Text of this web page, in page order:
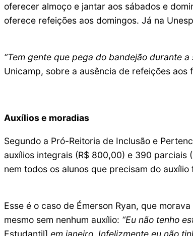
oferecer almoço e jantar aos sábados e
oferece refeições aos domingos. Já na
“Tem gente que pega do bandejão durante
Unicamp, sobre a ausência de refeições aos
Auxílios e moradias
Segundo a Pró-Reitoria de Inclusão e
auxílios integrais (R$ 800,00) e 390 parciais
nem todos os alunos que precisam do
Esse é o caso de Émerson Ryan, que
mesmo sem nenhum auxílio: “Eu não tenho
Estudantil] em janeiro. Infelizmente eu não